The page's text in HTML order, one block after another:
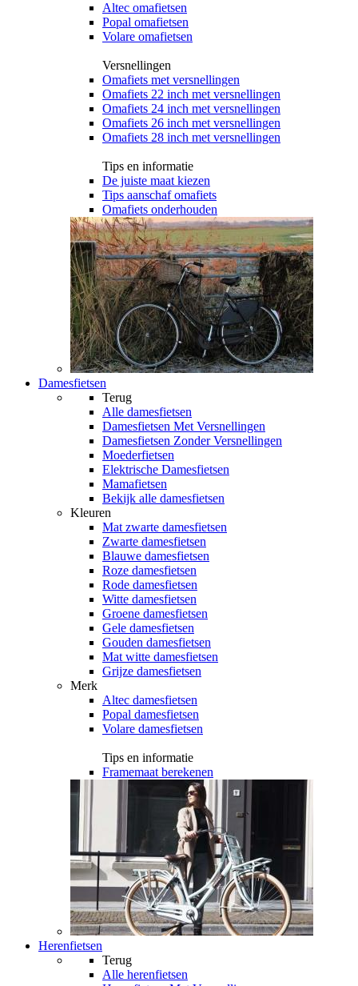
Altec omafietsen
Popal omafietsen
Volare omafietsen
Versnellingen
Omafiets met versnellingen
Omafiets 22 inch met versnellingen
Omafiets 24 inch met versnellingen
Omafiets 26 inch met versnellingen
Omafiets 28 inch met versnellingen
Tips en informatie
De juiste maat kiezen
Tips aanschaf omafiets
Omafiets onderhouden
Damesfietsen
Terug
Alle damesfietsen
Damesfietsen Met Versnellingen
Damesfietsen Zonder Versnellingen
Moederfietsen
Elektrische Damesfietsen
Mamafietsen
Bekijk alle damesfietsen
Kleuren
Mat zwarte damesfietsen
Zwarte damesfietsen
Blauwe damesfietsen
Roze damesfietsen
Rode damesfietsen
Witte damesfietsen
Groene damesfietsen
Gele damesfietsen
Gouden damesfietsen
Mat witte damesfietsen
Grijze damesfietsen
Merk
Altec damesfietsen
Popal damesfietsen
Volare damesfietsen
Tips en informatie
Framemaat berekenen
Herenfietsen
Terug
Alle herenfietsen